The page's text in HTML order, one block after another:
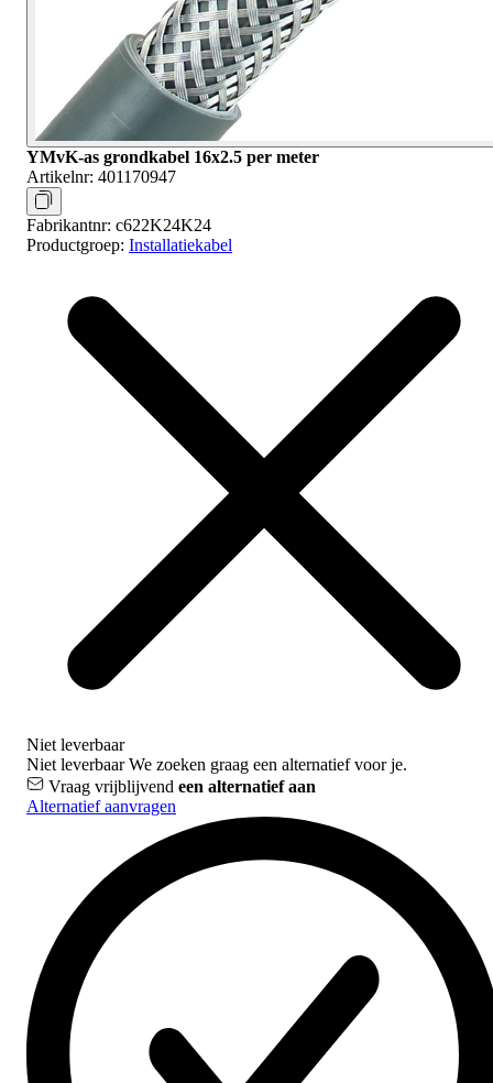
YMvK-as grondkabel 16x2.5 per meter
Artikelnr: 401170947
Fabrikantnr: c622K24K24
Productgroep: Installatiekabel
Niet leverbaar
Niet leverbaarWe zoeken graag een alternatief voor je.
Vraag vrijblijvend een alternatief aan
Alternatief aanvragen